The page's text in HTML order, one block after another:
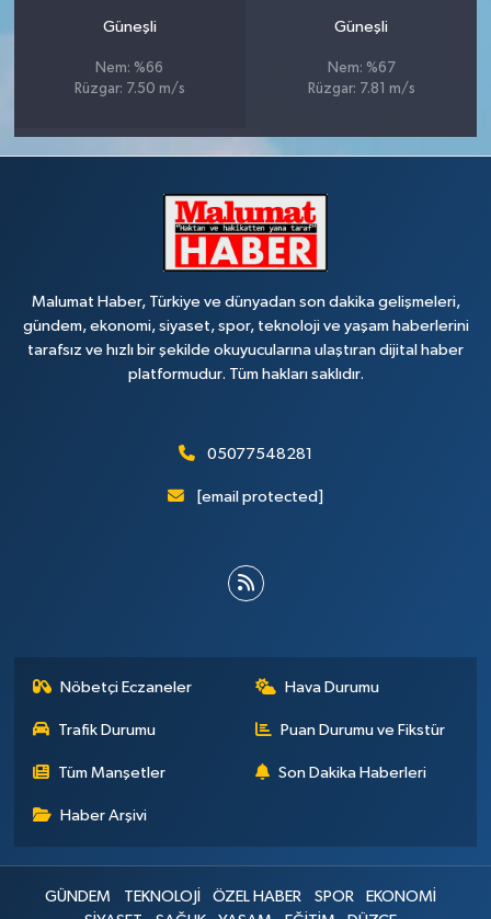
Güneşli
Nem: %66
Rüzgar: 7.50 m/s
Güneşli
Nem: %67
Rüzgar: 7.81 m/s
Malumat Haber, Türkiye ve dünyadan son dakika gelişmeleri,
gündem, ekonomi, siyaset, spor, teknoloji ve yaşam haberlerini
tarafsız ve hızlı bir şekilde okuyucularına ulaştıran dijital haber
platformudur. Tüm hakları saklıdır.
05077548281
[email protected]
Nöbetçi Eczaneler Hava Durumu
Trafik Durumu Puan Durumu ve Fikstür
Tüm Manşetler Son Dakika Haberleri
Haber Arşivi
GÜNDEM TEKNOLOJİ ÖZEL HABER SPOR
EKONOMİ